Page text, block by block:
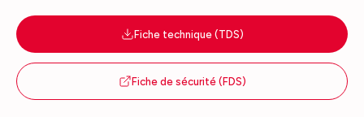
Fiche technique (TDS)
Fiche de sécurité (FDS)